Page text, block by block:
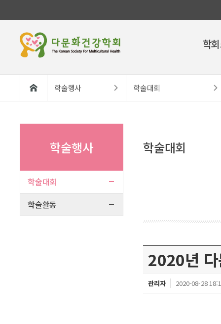
학
학술행사 학술대회
학술행사
학술대회
학술활동
학술대회
2020년 다
관리자 2020-08-28